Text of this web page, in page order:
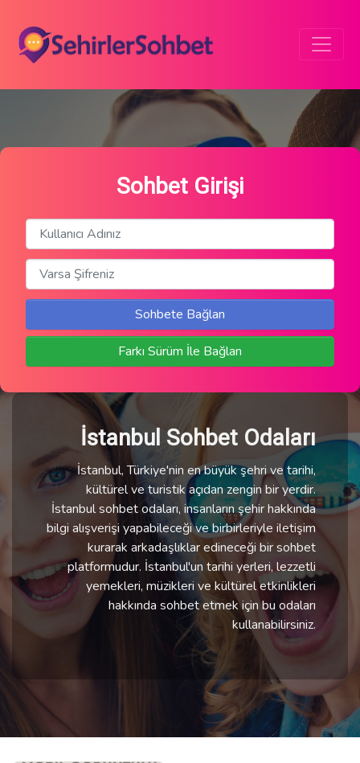
Sohbet Girişi
Sohbete Bağlan
Farkı Sürüm İle Bağlan
İstanbul Sohbet Odaları
İstanbul, Türkiye'nin en büyük şehri ve tarihi,
kültürel ve turistik açıdan zengin bir yerdir.
İstanbul sohbet odaları, insanların şehir hakkında
bilgi alışverişi yapabileceği ve birbirleriyle iletişim
kurarak arkadaşlıklar edineceği bir sohbet
platformudur. İstanbul'un tarihi yerleri, lezzetli
yemekleri, müzikleri ve kültürel etkinlikleri
hakkında sohbet etmek için bu odaları
kullanabilirsiniz.